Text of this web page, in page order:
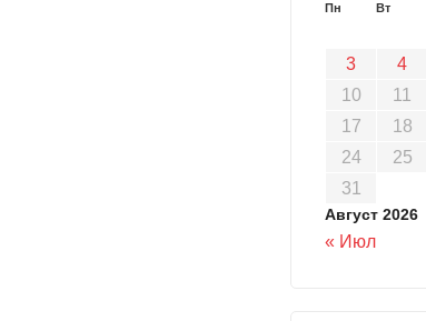
Август 2026
Пн Вт
3
4
10
11
17
18
24
25
31
« Июл